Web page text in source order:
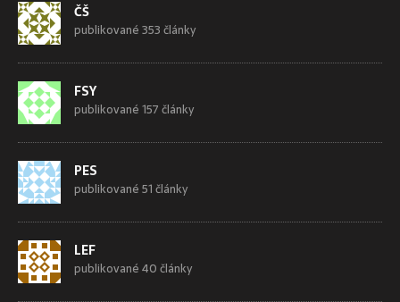
ČŠ
publikované 353 články
FSY
publikované 157 články
PES
publikované 51 články
LEF
publikované 40 články